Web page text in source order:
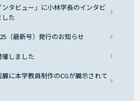
タビュー」に小林学長のインタビ
した
（最新号）発行のお知らせ
しました
に本学教員制作のCGが展示されて